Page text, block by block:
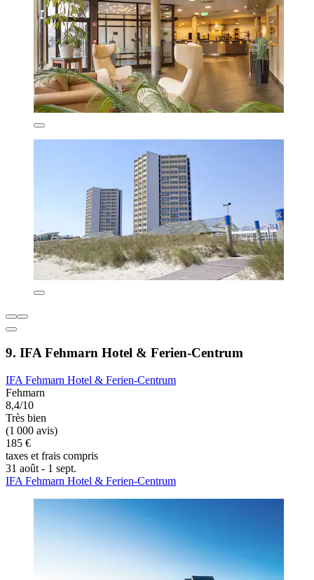
9. IFA Fehmarn Hotel & Ferien-Centrum
IFA Fehmarn Hotel & Ferien-Centrum
Fehmarn
8,4/10
Très bien
(1 000 avis)
185 €
taxes et frais compris
31 août - 1 sept.
IFA Fehmarn Hotel & Ferien-Centrum